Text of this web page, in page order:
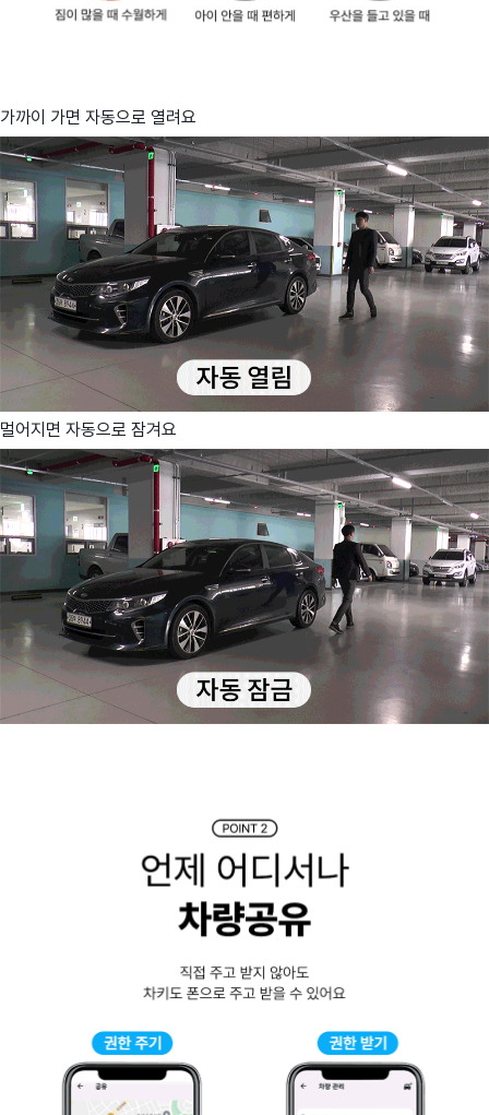
가까이 가면 자동으로 열려요
멀어지면 자동으로 잠겨요